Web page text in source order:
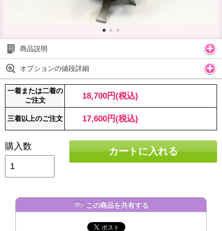
商品説明
オプションの値段詳細
一着または二着の
ご注文
18,700円(税込)
三着以上のご注文 17,600円(税込)
購入数 カートに入れる
この商品を共有する